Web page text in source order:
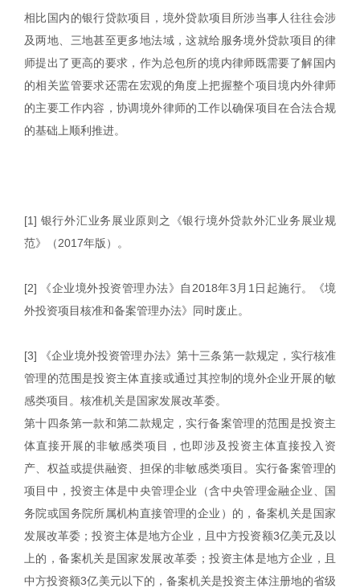
相比国内的银行贷款项目，境外贷款项目所涉当事人往往会涉
及两地、三地甚至更多地法域，这就给服务境外贷款项目的律
师提出了更高的要求，作为总包所的境内律师既需要了解国内
的相关监管要求还需在宏观的角度上把握整个项目境内外律师
的主要工作内容，协调境外律师的工作以确保项目在合法合规
的基础上顺利推进。
[1] 银行外汇业务展业原则之《银行境外贷款外汇业务展业规
范》（2017年版）。
[2] 《企业境外投资管理办法》自2018年3月1日起施行。《境
外投资项目核准和备案管理办法》同时废止。
[3] 《企业境外投资管理办法》第十三条第一款规定，实行核准
管理的范围是投资主体直接或通过其控制的境外企业开展的敏
感类项目。核准机关是国家发展改革委。
第十四条第一款和第二款规定，实行备案管理的范围是投资主
体直接开展的非敏感类项目，也即涉及投资主体直接投入资
产、权益或提供融资、担保的非敏感类项目。实行备案管理的
项目中，投资主体是中央管理企业（含中央管理金融企业、国
务院或国务院所属机构直接管理的企业）的，备案机关是国家
发展改革委；投资主体是地方企业，且中方投资额3亿美元及以
上的，备案机关是国家发展改革委；投资主体是地方企业，且
中方投资额3亿美元以下的，备案机关是投资主体注册地的省级